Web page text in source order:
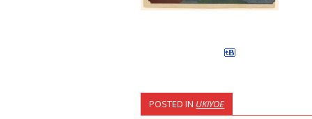
POSTED IN UKIYOE